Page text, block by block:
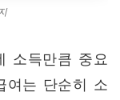
소득만큼 중요
여는 단순히 소